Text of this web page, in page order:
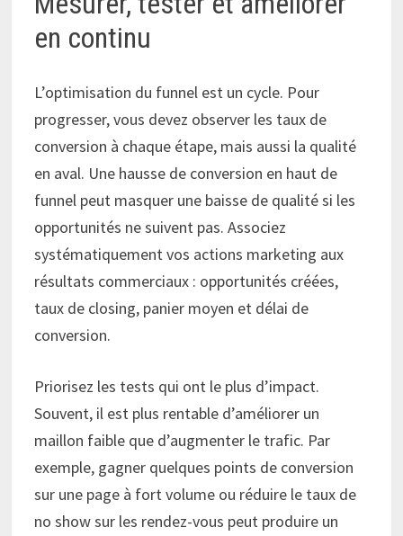
en continu
L’optimisation du funnel est un cycle. Pour
progresser, vous devez observer les taux de
conversion à chaque étape, mais aussi la qualité
en aval. Une hausse de conversion en haut de
funnel peut masquer une baisse de qualité si les
opportunités ne suivent pas. Associez
systématiquement vos actions marketing aux
résultats commerciaux : opportunités créées,
taux de closing, panier moyen et délai de
conversion.
Priorisez les tests qui ont le plus d’impact.
Souvent, il est plus rentable d’améliorer un
maillon faible que d’augmenter le trafic. Par
exemple, gagner quelques points de conversion
sur une page à fort volume ou réduire le taux de
no show sur les rendez-vous peut produire un